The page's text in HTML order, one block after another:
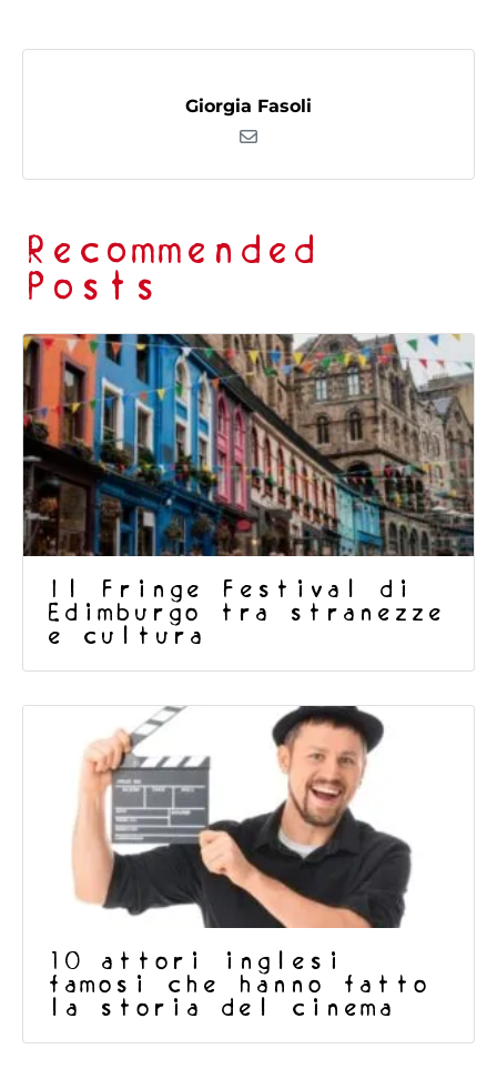
Giorgia Fasoli
Recommended
Posts
Il Fringe Festival di
Edimburgo tra stranezze
e cultura
10 attori inglesi
famosi che hanno fatto
la storia del cinema